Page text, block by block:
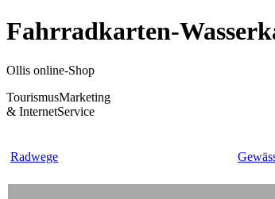
Fahrradkarten-
Ollis online-Shop
TourismusMarketing
& InternetService
Radwege